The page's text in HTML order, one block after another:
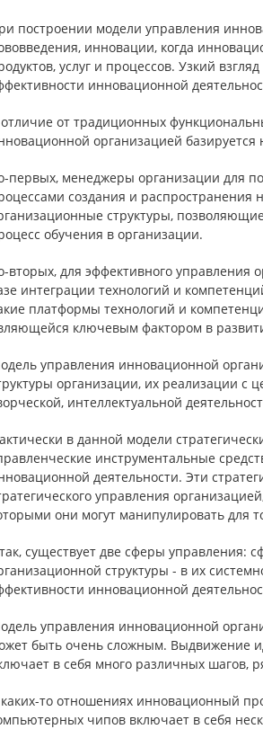
построении модели управления
инновации, когда
услуг и процессов. Узкий
инновационной
от традиционных
организацией
первых, менеджеры организации для
создания и распространения
структуры,
обучения в организации.
вторых, для эффективного управления
интеграции технологий и
платформы технологий и
ключевым фактором в
управления инновационной
организации, их реализации с
интеллектуальной
в данной модели
инструментальные
деятельности. Эти
управления
они могут манипулировать для
существует две сферы управления:
структуры - в их
инновационной
управления инновационной
быть очень сложным. Выдвижение
в себя много различных шагов,
то отношениях инновационный
чипов включает в себя